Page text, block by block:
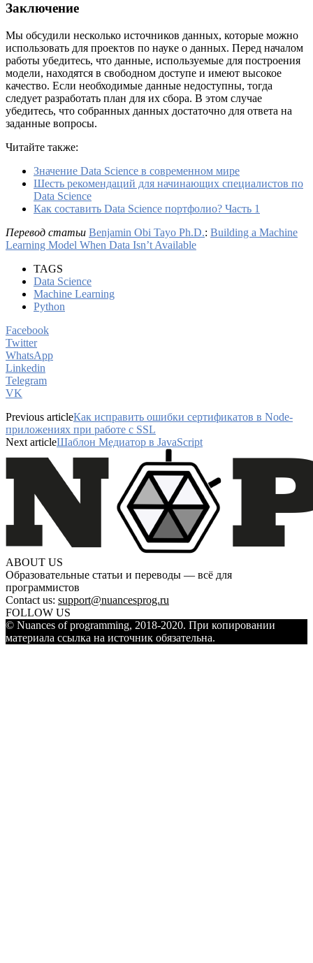
Заключение
Мы обсудили несколько источников данных, которые можно
использовать для проектов по науке о данных. Перед началом
работы убедитесь, что данные, используемые для построения
модели, находятся в свободном доступе и имеют высокое
качество. Если необходимые данные недоступны, тогда
следует разработать план для их сбора. В этом случае
убедитесь, что собранных данных достаточно для ответа на
заданные вопросы.
Читайте также:
Значение Data Science в современном мире
Шесть рекомендаций для начинающих специалистов по
Data Science
Как составить Data Science портфолио? Часть 1
Перевод статьи Benjamin Obi Tayo Ph.D.: Building a Machine
Learning Model When Data Isn’t Available
TAGS
Data Science
Machine Learning
Python
Facebook
Twitter
WhatsApp
Linkedin
Telegram
VK
Previous articleКак исправить ошибки сертификатов в Node-
приложениях при работе с SSL
Next articleШаблон Медиатор в JavaScript
ABOUT US
Образовательные статьи и переводы — всё для
программистов
Contact us: support@nuancesprog.ru
FOLLOW US
© Nuances of programming, 2018-2020. При копировании
материала ссылка на источник обязательна.